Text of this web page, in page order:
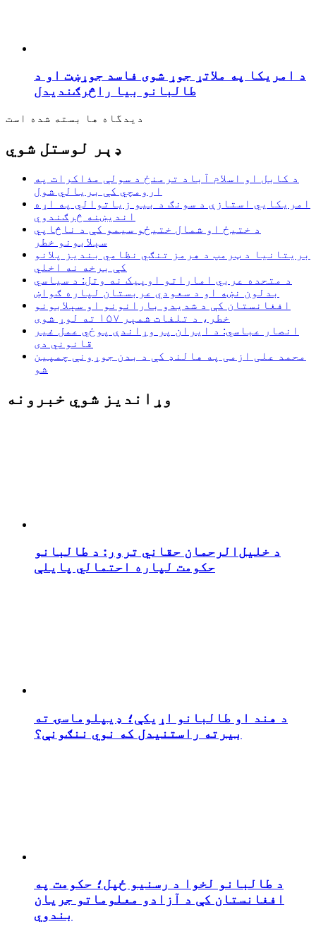
د امریکا په ملاتړ جوړ شوی فاسد جوړښت او د
طالبانو بیا راڅرګندیدل
دیدگاه ها بسته شده است
ډېر لوستل شوي
د کابل او اسلام آباد ترمنځ د سولې مذاکرات په
ارومچي کې بريالي شول
امریکايي استازې د سونګ د بیو زیاتوالي په اړه
اندیښنه څرګندوي
د ختیځ او شمال ختیځو سیمو کې د ناڅاپي
سېلابونو خطر
بریتانیا د ټرمپ د هرمز تنګي نظامي بندیز پلانو
کې برخه نه اخلي
د متحده عربي اماراتو اوپیک نه وتل: د سیاسي
بدلون نښه او د سعودي عربستان لپاره ګواښ
افغانستان کې د شدیدو بارانونو او سېلابونو
خطر، د تلفات شمېر ۱۵۷ ته لوړ شوی
انصار عباسي: د ایران پر وړاندې پوځي عمل غیر
قانوني دی
محمد علی ازمی په هالنډ کې د بدن جوړونې چمپین
شو
وړاندیز شوي خبرونه
د خلیل‌الرحمان حقاني ترور: د طالبانو
حکومت لپاره احتمالي پایلې
د هند او طالبانو اړیکې؛ ډیپلوماسۍ ته
بیرته راستنیدل که نوي ننګونې؟
د طالبانو لخوا د رسنیو ځپل؛ حکومت په
افغانستان کې د آزادو معلوماتو جریان
بندوي